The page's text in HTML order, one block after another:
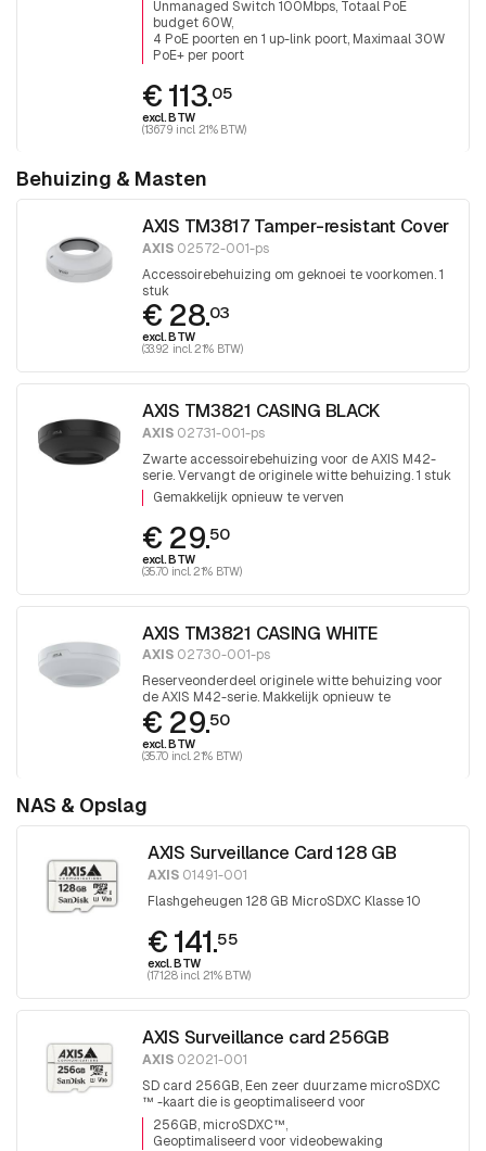
Unmanaged Switch 100Mbps, Totaal PoE
budget 60W
4 PoE poorten en 1 up-link poort, Maximaal 30W
PoE+ per poort
€ 113.05
excl. BTW
(136.79 incl. 21% BTW)
Behuizing & Masten
AXIS TM3817 Tamper-resistant Cover
AXIS 02572-001-ps
Accessoirebehuizing om geknoei te voorkomen. 1
stuk
€ 28.03
excl. BTW
(33.92 incl. 21% BTW)
AXIS TM3821 CASING BLACK
AXIS 02731-001-ps
Zwarte accessoirebehuizing voor de AXIS M42-
serie. Vervangt de originele witte behuizing. 1 stuk
Gemakkelijk opnieuw te verven
€ 29.50
excl. BTW
(35.70 incl. 21% BTW)
AXIS TM3821 CASING WHITE
AXIS 02730-001-ps
Reserveonderdeel originele witte behuizing voor
de AXIS M42-serie. Makkelijk opnieuw te
schilderen. 1 stuk
€ 29.50
excl. BTW
(35.70 incl. 21% BTW)
NAS & Opslag
AXIS Surveillance Card 128 GB
AXIS01491-001
Flashgeheugen 128 GB MicroSDXC Klasse 10
€ 141.55
excl. BTW
(171.28 incl. 21% BTW)
AXIS Surveillance card 256GB
AXIS 02021-001
SD card 256GB, Een zeer duurzame microSDXC
™ -kaart die is geoptimaliseerd voor
videobewaking.
256GB, microSDXC™
Geoptimaliseerd voor videobewaking